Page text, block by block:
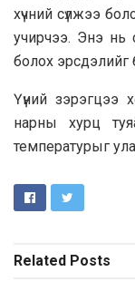
хүчний сүлжээ
учирчээ. Энэ нь
болох эрсдэлийг
Үүний зэрэгцээ
нарны хурц
температурыг
Related Posts